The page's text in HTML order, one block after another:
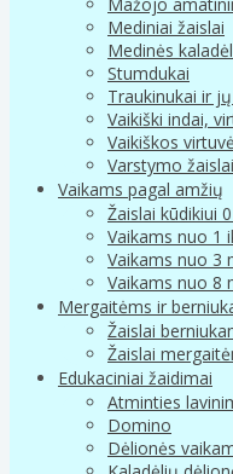
Mediniai žaislai
Medinės
Stumdukai
Traukinukai ir
Vaikiški indai,
Vaikiškos
Varstymo žaislai
Vaikams pagal amžių
Žaislai kūdikiui
Vaikams nuo 1
Vaikams nuo 3
Vaikams nuo 8
Mergaitėms ir
Žaislai
Žaislai
Edukaciniai žaidimai
Atminties
Domino
Dėlionės